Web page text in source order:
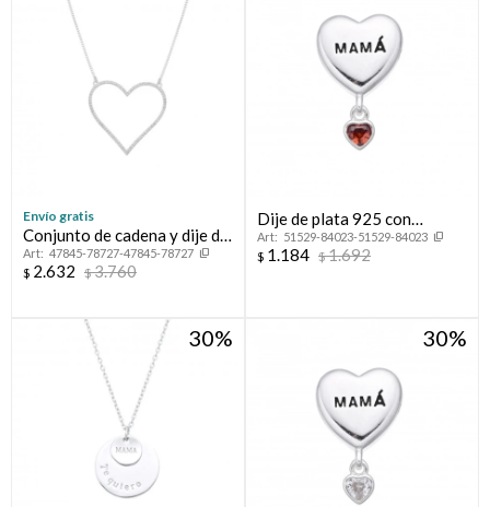
Envío gratis
Conjunto de cadena y dije de
plata 925 con circonias,
CORAZON CALADO.
47845-78727-47845-78727
$ 2.632 $3.760
Dije de plata 925 con
circonia, CORAZON
PASANTE.
51529-84023-51529-84023
$ 1.184 $1.692
30 30